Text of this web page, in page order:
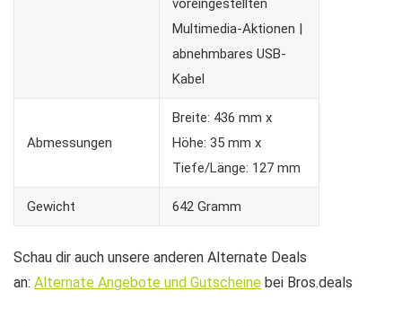
voreingestellten
Multimedia-Aktionen |
abnehmbares USB-
Kabel
Abmessungen
Breite: 436 mm x
Höhe: 35 mm x
Tiefe/Länge: 127 mm
Gewicht 642 Gramm
Schau dir auch unsere anderen Alternate Deals
an: Alternate Angebote und Gutscheine bei Bros.deals